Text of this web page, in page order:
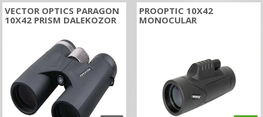
VECTOR OPTICS PARAGON
10X42 PRISM DALEKOZOR
PROOPTIC 10X42
MONOCULAR